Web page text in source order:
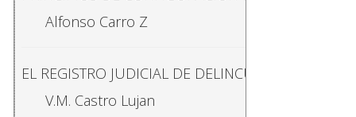
Lic. Alvaro Vindas G
Alfonso Carro Z
EL REGISTRO JUDICIAL DE DELINCUENTES DE
V.M. Castro Lujan